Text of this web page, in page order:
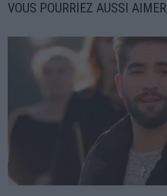
VOUS POURRIEZ AUSSI AIMER